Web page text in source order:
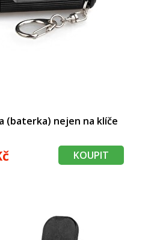
(baterka) nejen na klíče
KOUPIT